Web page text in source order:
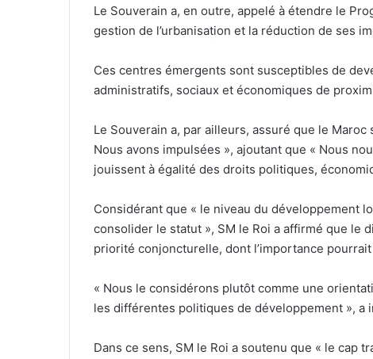
Le Souverain a, en outre, appelé à étendre le
gestion de l’urbanisation et la réduction de ses
Ces centres émergents sont susceptibles de
administratifs, sociaux et économiques de
Le Souverain a, par ailleurs, assuré que le
Nous avons impulsées », ajoutant que « Nous
jouissent à égalité des droits politiques,
Considérant que « le niveau du développement
consolider le statut », SM le Roi a affirmé que le
priorité conjoncturelle, dont l’importance
« Nous le considérons plutôt comme une
les différentes politiques de développement », a
Dans ce sens, SM le Roi a soutenu que « le cap